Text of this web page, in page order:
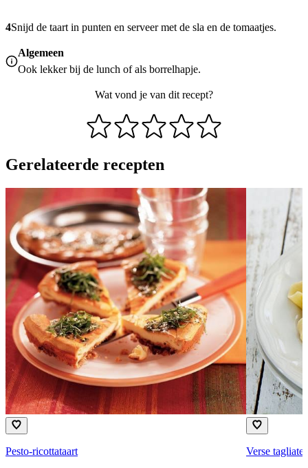
4Snijd de taart in punten en serveer met de sla en de tomaatjes.
Algemeen
Ook lekker bij de lunch of als borrelhapje.
Wat vond je van dit recept?
Gerelateerde recepten
Pesto-ricottataart
Verse